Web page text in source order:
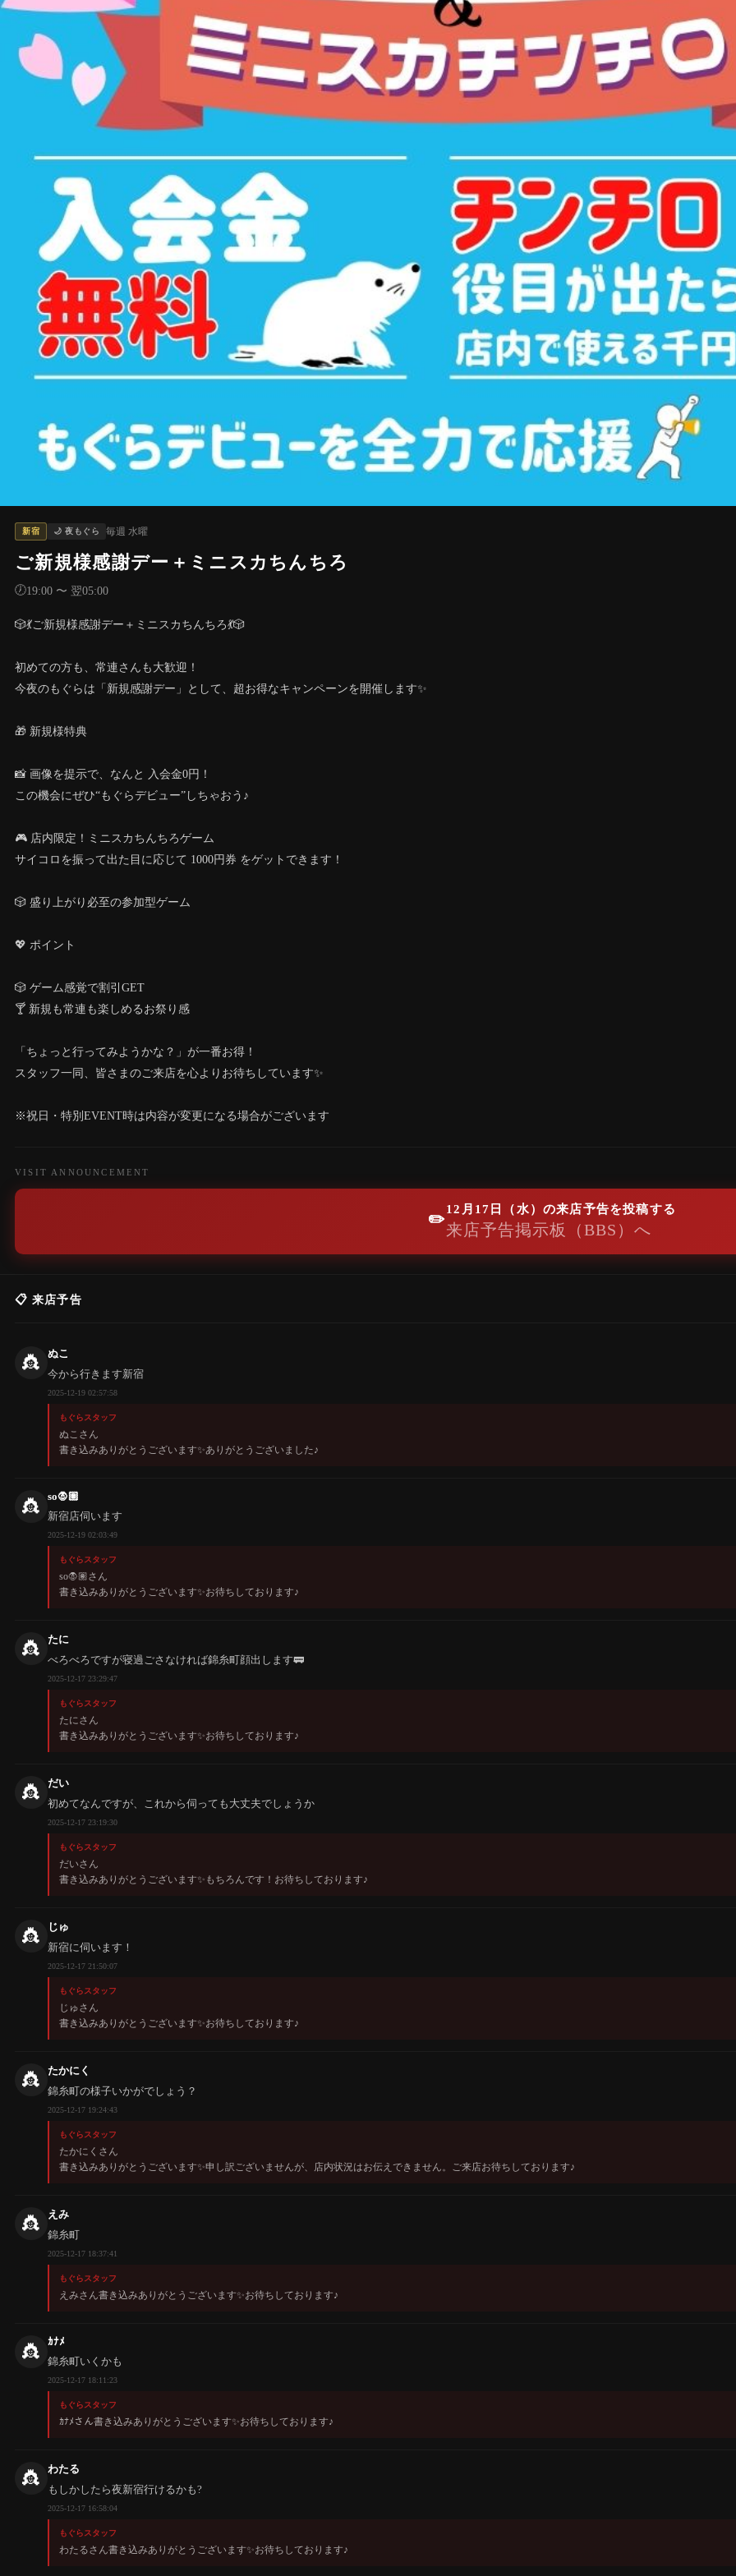
新宿 🌙 夜もぐら 毎週 水曜
ご新規様感謝デー＋ミニスカちんちろ
🕖19:00 〜 翌05:00
🎲💃ご新規様感謝デー＋ミニスカちんちろ💃🎲
初めての方も、常連さんも大歓迎！
今夜のもぐらは「新規感謝デー」として、超お得なキャンペーンを開催します✨
🎁 新規様特典
📸 画像を提示で、なんと 入会金0円！
この機会にぜひ“もぐらデビュー”しちゃおう♪
🎮 店内限定！ミニスカちんちろゲーム
サイコロを振って出た目に応じて 1000円券 をゲットできます！
🎲 盛り上がり必至の参加型ゲーム
💖 ポイント
🎲 ゲーム感覚で割引GET
🍸 新規も常連も楽しめるお祭り感
「ちょっと行ってみようかな？」が一番お得！
スタッフ一同、皆さまのご来店を心よりお待ちしています✨
※祝日・特別EVENT時は内容が変更になる場合がございます
VISIT ANNOUNCEMENT
✏️
12月17日（水）の来店予告を投稿する
来店予告掲示板（BBS）へ
📋 来店予告
👸
ぬこ
今から行きます新宿
2025-12-19 02:57:58
もぐらスタッフ
ぬこさん
書き込みありがとうございます✨️ありがとうございました♪
👸
so🧛🏽
新宿店伺います
2025-12-19 02:03:49
もぐらスタッフ
so🧛🏽さん
書き込みありがとうございます✨️お待ちしております♪
👸
たに
べろべろですが寝過ごさなければ錦糸町顔出します🚃
2025-12-17 23:29:47
もぐらスタッフ
たにさん
書き込みありがとうございます✨️お待ちしております♪
👸
だい
初めてなんですが、これから伺っても大丈夫でしょうか
2025-12-17 23:19:30
もぐらスタッフ
だいさん
書き込みありがとうございます✨️もちろんです！お待ちしております♪
👸
じゅ
新宿に伺います！
2025-12-17 21:50:07
もぐらスタッフ
じゅさん
書き込みありがとうございます✨️お待ちしております♪
👸
たかにく
錦糸町の様子いかがでしょう？
2025-12-17 19:24:43
もぐらスタッフ
たかにくさん
書き込みありがとうございます✨️申し訳ございませんが、店内状況はお伝えできません。ご来店お待ちしております♪
👸
えみ
錦糸町
2025-12-17 18:37:41
もぐらスタッフ
えみさん書き込みありがとうございます✨️お待ちしております♪
👸
ｶﾅﾒ
錦糸町いくかも
2025-12-17 18:11:23
もぐらスタッフ
ｶﾅﾒさん書き込みありがとうございます✨️お待ちしております♪
👸
わたる
もしかしたら夜新宿行けるかも?
2025-12-17 16:58:04
もぐらスタッフ
わたるさん書き込みありがとうございます✨️お待ちしております♪